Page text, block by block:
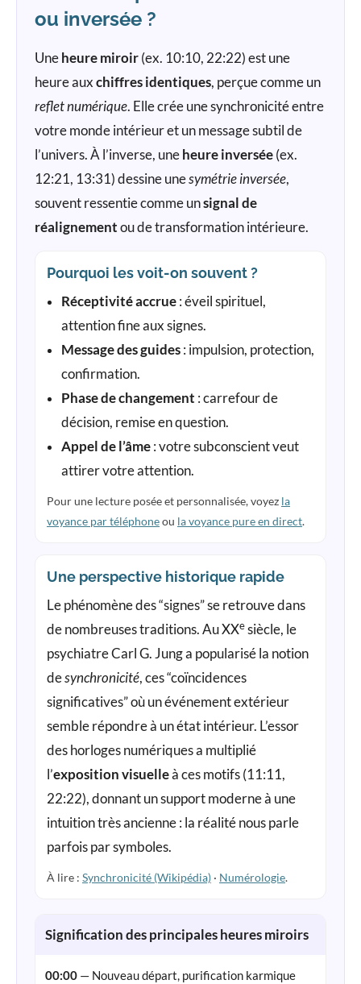
ou inversée ?
Une heure miroir (ex. 10:10, 22:22) est une
heure aux chiffres identiques, perçue comme un
reflet numérique. Elle crée une synchronicité entre
votre monde intérieur et un message subtil de
l’univers. À l’inverse, une heure inversée (ex.
12:21, 13:31) dessine unesymétrie inversée,
souvent ressentie comme unsignal de
réalignement ou de transformation intérieure.
Pourquoi les voit-on souvent ?
Réceptivité accrue : éveil spirituel,
attention fine aux signes.
Message des guides : impulsion, protection,
confirmation.
Phase de changement : carrefour de
décision, remise en question.
Appel de l’âme : votre subconscient veut
attirer votre attention.
Pour une lecture posée et personnalisée, voyez la
voyance par téléphoneou la voyance pure en direct.
Une perspective historique rapide
Le phénomène des “signes” se retrouve dans
de nombreuses traditions. Au XXe siècle, le
psychiatre Carl G. Jung a popularisé la notion
desynchronicité, ces “coïncidences
significatives” où un événement extérieur
semble répondre à un état intérieur. L’essor
des horloges numériques a multiplié
l’exposition visuelleà ces motifs (11:11,
22:22), donnant un support moderne à une
intuition très ancienne : la réalité nous parle
parfois par symboles.
À lire : Synchronicité (Wikipédia) · Numérologie.
Signification des principales heures miroirs
00:00 — Nouveau départ, purification karmique